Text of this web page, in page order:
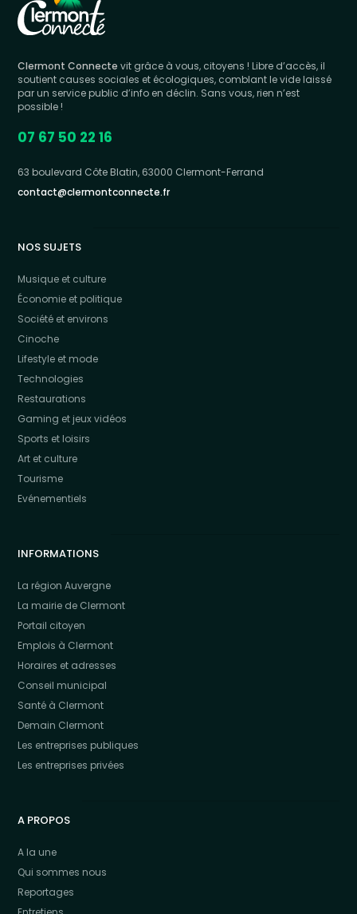
Clermont Connecte vit grâce à vous, citoyens ! Libre d’accès, il
soutient causes sociales et écologiques, comblant le vide laissé
par un service public d’info en déclin. Sans vous, rien n’est
possible !
07 67 50 22 16
63 boulevard Côte Blatin, 63000 Clermont-Ferrand
contact@clermontconnecte.fr
NOS SUJETS
Musique et culture
Économie et politique
Société et environs
Cinoche
Lifestyle et mode
Technologies
Restaurations
Gaming et jeux vidéos
Sports et loisirs
Art et culture
Tourisme
Evénementiels
INFORMATIONS
La région Auvergne
La mairie de Clermont
Portail citoyen
Emplois à Clermont
Horaires et adresses
Conseil municipal
Santé à Clermont
Demain Clermont
Les entreprises publiques
Les entreprises privées
A PROPOS
A la une
Qui sommes nous
Reportages